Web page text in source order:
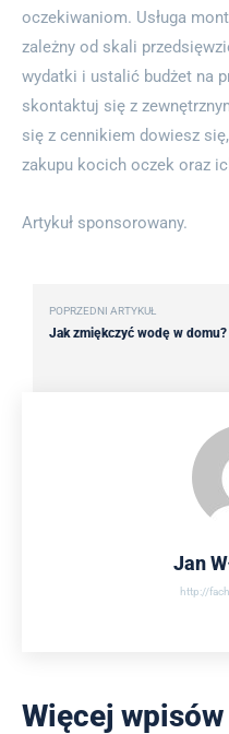
oczekiwaniom. Usługa
zależny od skali
wydatki i ustalić budżet na
skontaktuj się z
się z cennikiem dowiesz
zakupu kocich oczek oraz
Artykuł sponsorowany.
POPRZEDNI ARTYKUŁ
Jak zmiękczyć wodę w domu?
Jan
http://
Więcej wpisów